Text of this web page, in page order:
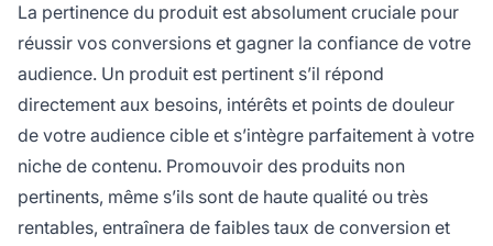
La pertinence du produit est absolument cruciale pour
réussir vos conversions et gagner la confiance de votre
audience. Un produit est pertinent s’il répond
directement aux besoins, intérêts et points de douleur
de votre audience cible et s’intègre parfaitement à votre
niche de contenu. Promouvoir des produits non
pertinents, même s’ils sont de haute qualité ou très
rentables, entraînera de faibles taux de conversion et